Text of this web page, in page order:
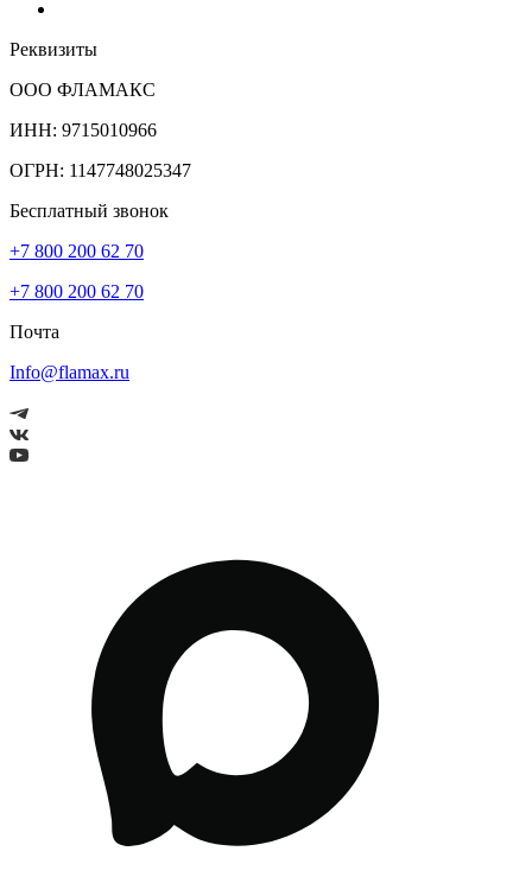
Реквизиты
ООО ФЛАМАКС
ИНН: 9715010966
ОГРН: 1147748025347
Бесплатный звонок
+7 800 200 62 70
+7 800 200 62 70
Почта
Info@flamax.ru